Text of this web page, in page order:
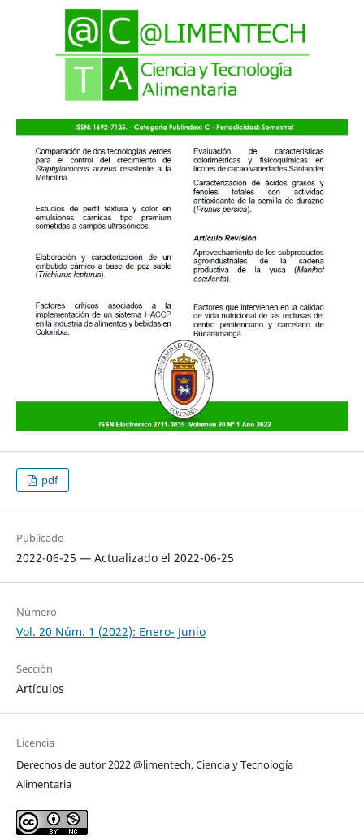
pdf
Publicado
2022-06-25 — Actualizado el 2022-06-25
Número
Vol. 20 Núm. 1 (2022): Enero- Junio
Sección
Artículos
Licencia
Derechos de autor 2022 @limentech, Ciencia y Tecnología
Alimentaria